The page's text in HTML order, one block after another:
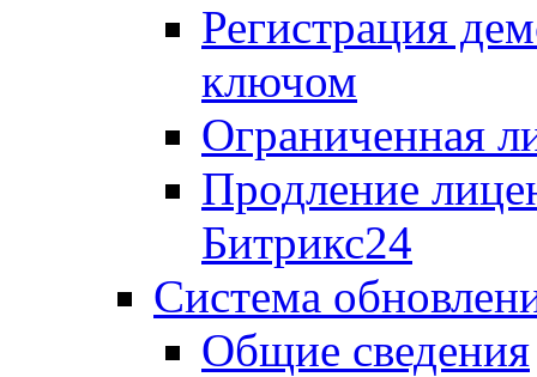
Регистрация
ключом
Ограниченная
Продление
Битрикс24
Система
Общие сведения